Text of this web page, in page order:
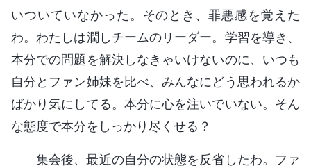
いついていなかった。そのとき、罪悪感を覚えた
わ。わたしは潤しチームのリーダー。学習を導き、
本分での問題を解決しなきゃいけないのに、いつも
自分とファン姉妹を比べ、みんなにどう思われるか
ばかり気にしてる。本分に心を注いでいない。そん
な態度で本分をしっかり尽くせる？
集会後、最近の自分の状態を反省したわ。ファ